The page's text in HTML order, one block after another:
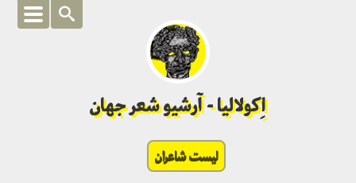
اِکولالیا - آرشیو شعر جهان
لیست شاعران